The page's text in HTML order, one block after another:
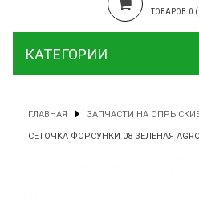
ТОВАРОВ 0
КАТЕГОРИИ
ГЛАВНАЯ ЗАПЧАСТИ НА
СЕТОЧКА ФОРСУНКИ 08 ЗЕЛЕНАЯ